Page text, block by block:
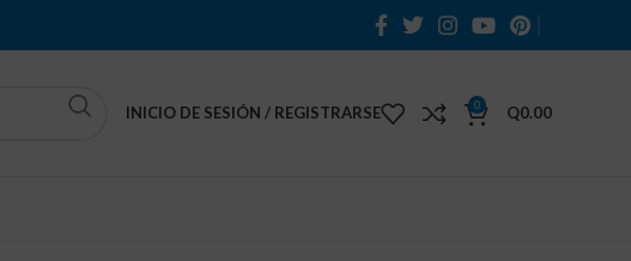
INICIO DE SESIÓN / REGISTRARSE 0 Q0.00